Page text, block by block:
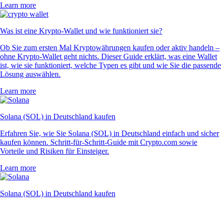
Learn more
Was ist eine Krypto-Wallet und wie funktioniert sie?
Ob Sie zum ersten Mal Kryptowährungen kaufen oder aktiv handeln –
ohne Krypto-Wallet geht nichts. Dieser Guide erklärt, was eine Wallet
ist, wie sie funktioniert, welche Typen es gibt und wie Sie die passende
Lösung auswählen.
Learn more
Solana (SOL) in Deutschland kaufen
Erfahren Sie, wie Sie Solana (SOL) in Deutschland einfach und sicher
kaufen können. Schritt-für-Schritt-Guide mit Crypto.com sowie
Vorteile und Risiken für Einsteiger.
Learn more
Solana (SOL) in Deutschland kaufen